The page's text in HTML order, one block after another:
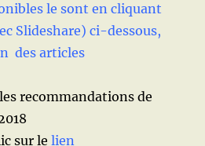
NAFLD,
NASH)
le sont en cliquant
Slideshare) ci-dessous,
des articles
recommandations de
sur lelien